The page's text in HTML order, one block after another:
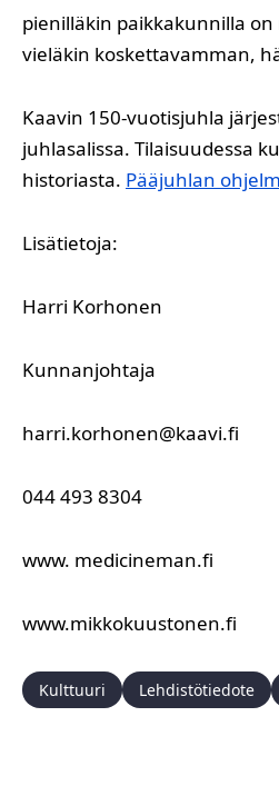
pienilläkin paikkakunnilla
vieläkin koskettavamman,
Kaavin 150-vuotisjuhla
juhlasalissa. Tilaisuudessa
historiasta. Pääjuhlan
Lisätietoja:
Harri Korhonen
Kunnanjohtaja
harri.korhonen@kaavi.fi
044 493 8304
www. medicineman.fi
www.mikkokuustonen.fi
Kulttuuri Lehdistötiedote